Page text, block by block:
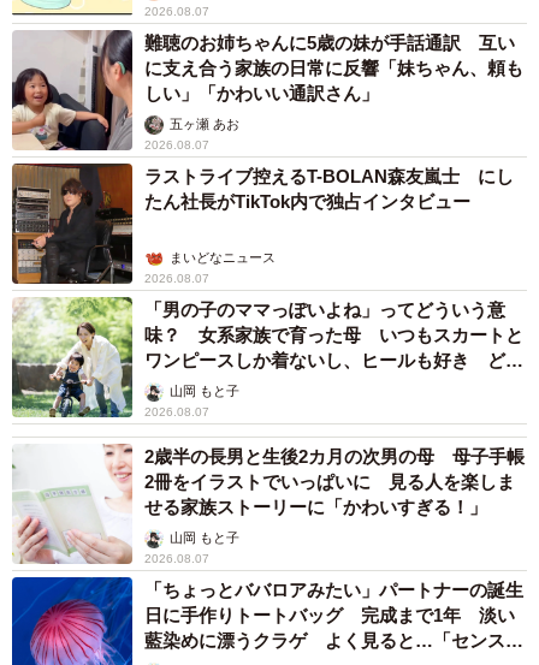
2026.08.07
難聴のお姉ちゃんに5歳の妹が手話通訳 互い
に支え合う家族の日常に反響「妹ちゃん、頼も
しい」「かわいい通訳さん」
五ヶ瀬 あお
2026.08.07
ラストライブ控えるT-BOLAN森友嵐士 にし
たん社長がTikTok内で独占インタビュー
まいどなニュース
2026.08.07
「男の子のママっぽいよね」ってどういう意
味？ 女系家族で育った母 いつもスカートと
ワンピースしか着ないし、ヒールも好き どの
へんが…
山岡 もと子
2026.08.07
2歳半の長男と生後2カ月の次男の母 母子手帳
2冊をイラストでいっぱいに 見る人を楽しま
せる家族ストーリーに「かわいすぎる！」
山岡 もと子
2026.08.07
「ちょっとババロアみたい」パートナーの誕生
日に手作りトートバッグ 完成まで1年 淡い
藍染めに漂うクラゲ よく見ると…「センスす